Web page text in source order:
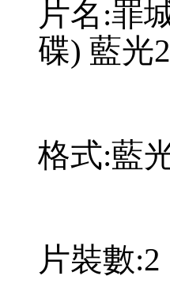
片名:罪
碟) 藍光
格式:藍
片裝數:2